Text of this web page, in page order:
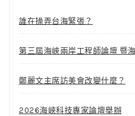
誰在操弄台海緊張？
第三屆海峽兩岸工程師論壇 暨
鄭麗文主席訪美會改變什麼？
2026海峽科技專家論壇舉辦